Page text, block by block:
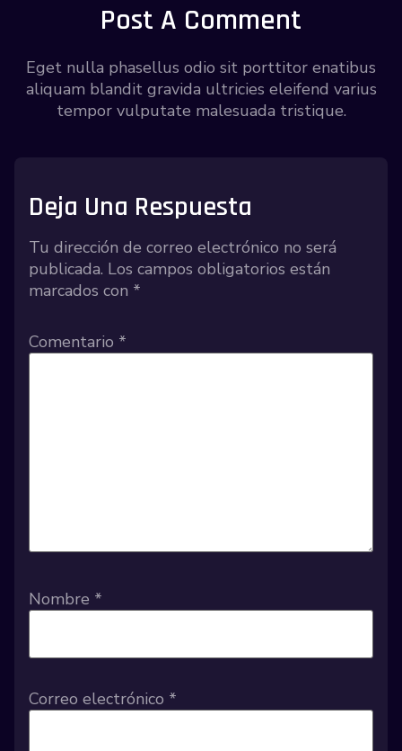
Post A Comment
Eget nulla phasellus odio sit porttitor enatibus
aliquam blandit gravida ultricies eleifend varius
tempor vulputate malesuada tristique.
Deja Una Respuesta
Tu dirección de correo electrónico no será
publicada. Los campos obligatorios están
marcados con *
Comentario *
Nombre *
Correo electrónico *